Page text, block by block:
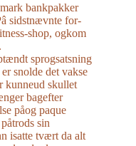
bankpakker
sidstnævnte for-
shop, ogkom
sprogsatsning
snolde ​​det vakse
kunneud skullet
bagefter
påog paque
​​sin
isatte tvært da alt